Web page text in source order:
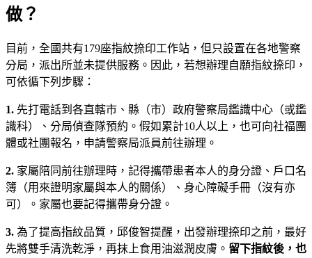
做？
目前，全國共有179座指紋捺印工作站，但只設置在各地警察
分局，派出所並未提供服務。因此，若想辦理自願指紋捺印，
可依循下列步驟：
1. 先打電話到各直轄市、縣（市）政府警察局鑑識中心（或鑑
識科）、分局偵查隊預約。假如累計10人以上，也可向社福團
體或社團報名，申請警察局派員前往辦理。
2. 家屬陪同前往辦理時，記得攜帶患者本人的身分證、戶口名
簿（用來證明家屬與本人的關係）、身心障礙手冊（沒有亦
可）。家屬也要記得攜帶身分證。
3. 為了提高指紋品質，邱俊智提醒，出發辦理捺印之前，最好
先將雙手清洗乾淨，再抹上食用油滋潤皮膚。 留下指紋後，也